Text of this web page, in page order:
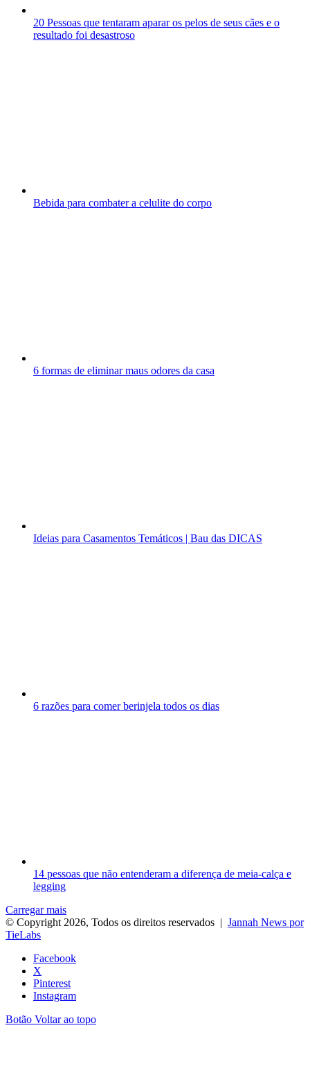
20 Pessoas que tentaram aparar os pelos de seus cães e o
resultado foi desastroso
Bebida para combater a celulite do corpo
6 formas de eliminar maus odores da casa
Ideias para Casamentos Temáticos | Bau das DICAS
6 razões para comer berinjela todos os dias
14 pessoas que não entenderam a diferença de meia-calça e
legging
Carregar mais
© Copyright 2026, Todos os direitos reservados | Jannah News por
TieLabs
Facebook
X
Pinterest
Instagram
Botão Voltar ao topo